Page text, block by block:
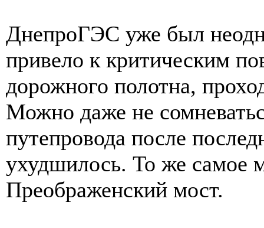
ДнепроГЭС уже был
привело к критическим
дорожного полотна,
Можно даже не
путепровода после
ухудшилось. То же самое
Преображенский мост.